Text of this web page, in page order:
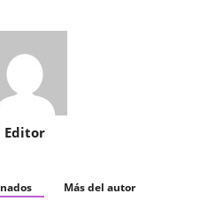
Editor
Más del autor